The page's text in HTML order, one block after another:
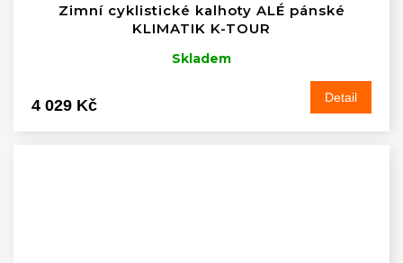
Zimní cyklistické kalhoty ALÉ pánské
KLIMATIK K-TOUR
Skladem
4 029 Kč Detail